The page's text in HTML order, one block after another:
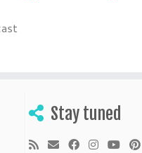
Stay tuned